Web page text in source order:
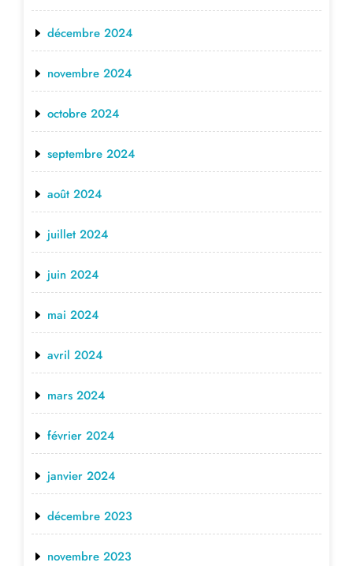
décembre 2024
novembre 2024
octobre 2024
septembre 2024
août 2024
juillet 2024
juin 2024
mai 2024
avril 2024
mars 2024
février 2024
janvier 2024
décembre 2023
novembre 2023